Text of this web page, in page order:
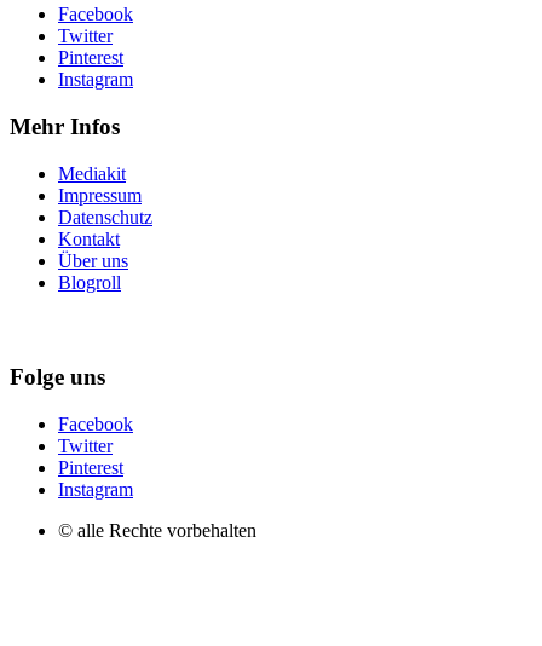
Facebook
Twitter
Pinterest
Instagram
Mehr Infos
Mediakit
Impressum
Datenschutz
Kontakt
Über uns
Blogroll
Folge uns
Facebook
Twitter
Pinterest
Instagram
© alle Rechte vorbehalten